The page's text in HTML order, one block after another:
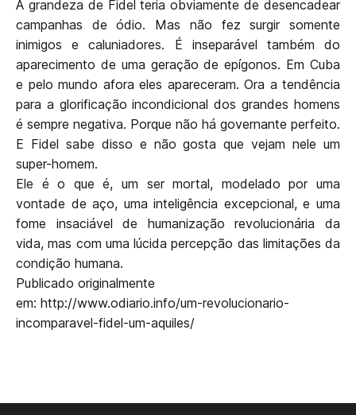
A grandeza de Fidel teria obviamente de desencadear
campanhas de ódio. Mas não fez surgir somente
inimigos e caluniadores. É inseparável também do
aparecimento de uma geração de epígonos. Em Cuba
e pelo mundo afora eles apareceram. Ora a tendência
para a glorificação incondicional dos grandes homens
é sempre negativa. Porque não há governante perfeito.
E Fidel sabe disso e não gosta que vejam nele um
super-homem.
Ele é o que é, um ser mortal, modelado por uma
vontade de aço, uma inteligência excepcional, e uma
fome insaciável de humanização revolucionária da
vida, mas com uma lúcida percepção das limitações da
condição humana.
Publicado originalmente
em: http://www.odiario.info/um-revolucionario-
incomparavel-fidel-um-aquiles/